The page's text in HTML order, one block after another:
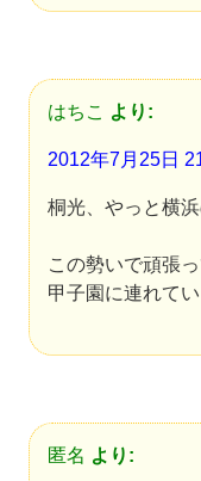
はちこ より:
2012年7月25日
桐光、やっと横
この勢いで頑張っ
甲子園に連れてい
匿名 より: